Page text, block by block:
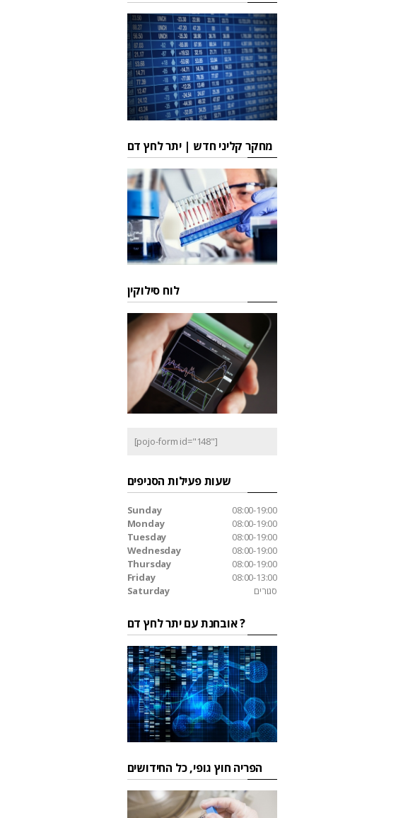
מחקר קליני חדש | יתר לחץ דם
לוח סילוקין
[pojo-form id="148"]
שעות פעילות הסניפים
Sunday
08:00-19:00
Monday
08:00-19:00
Tuesday
08:00-19:00
Wednesday
08:00-19:00
Thursday
08:00-19:00
Friday
08:00-13:00
Saturday
סגורים
אובחנת עם יתר לחץ דם ?
הפריה חוץ גופי, כל החידושים